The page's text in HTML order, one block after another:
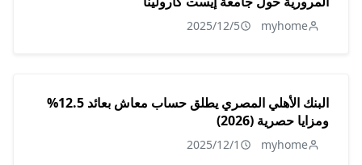
myhome
2025/12/5
البنك الأهلي المصري يطلق حساب معاش بعائد 12.5%
ومزايا حصرية (2026)
myhome
2025/12/1